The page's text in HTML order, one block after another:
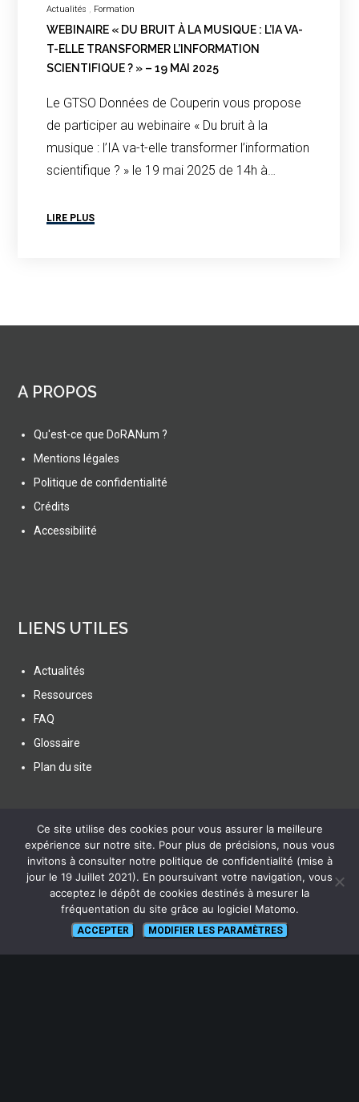
Actualités
Formation
WEBINAIRE « DU BRUIT À LA MUSIQUE : L’IA VA-
T-ELLE TRANSFORMER L’INFORMATION
SCIENTIFIQUE ? » – 19 MAI 2025
Le GTSO Données de Couperin vous propose
de participer au webinaire « Du bruit à la
musique : l’IA va-t-elle transformer l’information
scientifique ? » le 19 mai 2025 de 14h à…
LIRE PLUS
A PROPOS
Qu'est-ce que DoRANum ?
Mentions légales
Politique de confidentialité
Crédits
Accessibilité
LIENS UTILES
Actualités
Ressources
FAQ
Glossaire
Plan du site
SUIVEZ NOUS
lien vers Canal U
Ce site utilise des cookies pour vous assurer la meilleure
expérience sur notre site. Pour plus de précisions, nous vous
invitons à consulter notre politique de confidentialité (mise à
jour le 19 Juillet 2021). En poursuivant votre navigation, vous
acceptez le dépôt de cookies destinés à mesurer la
fréquentation du site grâce au logiciel Matomo.
ACCEPTER MODIFIER LES PARAMÈTRES